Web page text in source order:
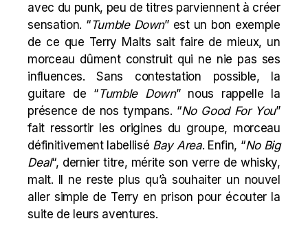
avec du punk, peu de titres parviennent à créer
sensation. “Tumble Down” est un bon exemple
de ce que Terry Malts sait faire de mieux, un
morceau dûment construit qui ne nie pas ses
influences. Sans contestation possible, la
guitare de “Tumble Down” nous rappelle la
présence de nos tympans. “No Good For You”
fait ressortir les origines du groupe, morceau
définitivement labellisé Bay Area. Enfin, “No Big
Deal“, dernier titre, mérite son verre de whisky,
malt. Il ne reste plus qu’à souhaiter un nouvel
aller simple de Terry en prison pour écouter la
suite de leurs aventures.